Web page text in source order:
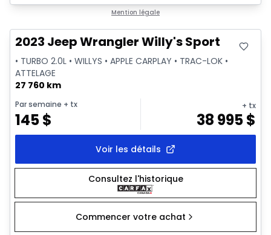
Mention légale
2023 Jeep Wrangler Willy's Sport
• TURBO 2.0L • WILLYS • APPLE CARPLAY • TRAC-LOK •
ATTELAGE
27 760 km
Par semaine + tx
145$
+ tx
38 995$
Voir les détails
Consultez l'historique
Commencer votre achat